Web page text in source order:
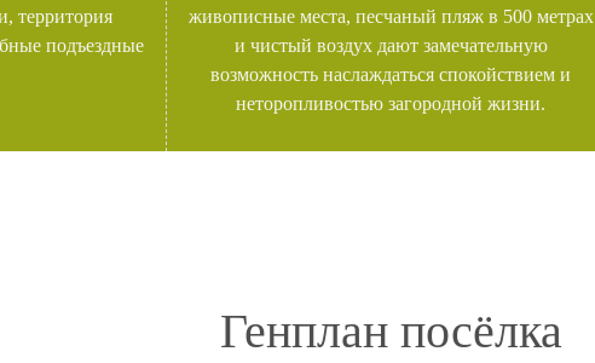
территория
подъездные
живописные места, песчаный пляж в 500 метрах
и чистый воздух дают замечательную
возможность наслаждаться спокойствием и
неторопливостью загородной жизни.
Генплан посёлка